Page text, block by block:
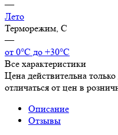
—
Лето
Терморежим, C
—
от 0°С до +30°С
Все характеристики
Цена действительна
отличаться от цен в
Описание
Отзывы